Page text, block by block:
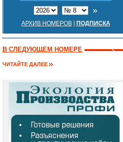
АРХИВ НОМЕРОВ| ПОДПИСКА
В СЛЕДУЮЩЕМ НОМЕРЕ
ЧИТАЙТЕ ДАЛЕЕ